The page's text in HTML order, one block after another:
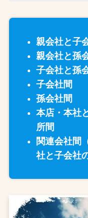
親会社と子
親会社と孫
子会社と孫
子会社間
孫会社間
本店・本社
所間
関連会社間
社と子会社